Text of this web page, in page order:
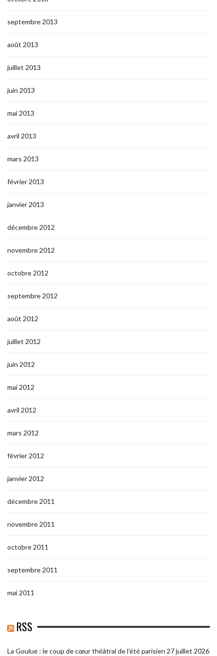
septembre 2013
août 2013
juillet 2013
juin 2013
mai 2013
avril 2013
mars 2013
février 2013
janvier 2013
décembre 2012
novembre 2012
octobre 2012
septembre 2012
août 2012
juillet 2012
juin 2012
mai 2012
avril 2012
mars 2012
février 2012
janvier 2012
décembre 2011
novembre 2011
octobre 2011
septembre 2011
mai 2011
RSS
La Goulue : le coup de cœur théâtral de l’été parisien 27 juillet 2026